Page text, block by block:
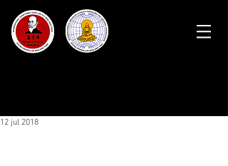
12 jul 2018